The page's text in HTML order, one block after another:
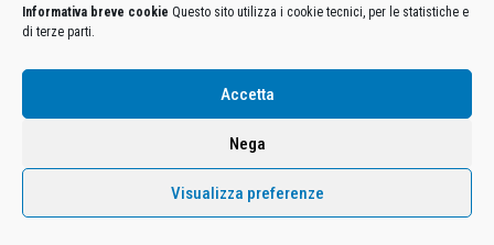
Informativa breve cookie Questo sito utilizza i cookie tecnici, per le statistiche e
di terze parti.
Accetta
Nega
Visualizza preferenze